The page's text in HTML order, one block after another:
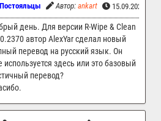
Постояльцы Автор: ankart 15.09.2022
день. Для версии R-Wipe & Clean
автор AlexYar сделал новый
перевод на русский язык. Он
используется здесь или это базовый
перевод?